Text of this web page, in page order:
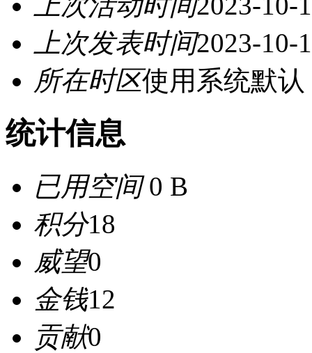
上次发表时间2023-10-
所在时区使用系统默认
统计信息
已用空间0 B
积分18
威望0
金钱12
贡献0